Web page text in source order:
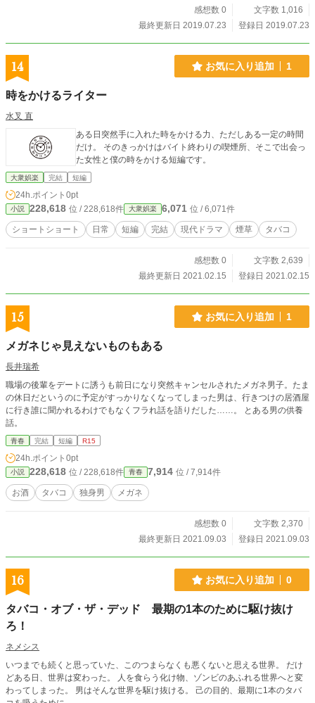
感想数 0
文字数 1,016
最終更新日 2019.07.23
登録日 2019.07.23
14 お気に入り追加 1
時をかけるライター
水叉 直
ある日突然手に入れた時をかける力、ただしある一定の時間
だけ。 そのきっかけはバイト終わりの喫煙所、そこで出会っ
た女性と僕の時をかける短編です。
大衆娯楽 完結 短編
24h.ポイント 0pt
小説 228,618 位 / 228,618件 大衆娯楽 6,071 位 / 6,071件
ショートショート 日常 短編 完結 現代ドラマ 煙草 タバコ
感想数 0
文字数 2,639
最終更新日 2021.02.15
登録日 2021.02.15
15 お気に入り追加 1
メガネじゃ見えないものもある
長井瑞希
職場の後輩をデートに誘うも前日になり突然キャンセルされたメガネ男子。たま
の休日だというのに予定がすっかりなくなってしまった男は、行きつけの居酒屋
に行き誰に聞かれるわけでもなくフラれ話を語りだした……。 とある男の供養
話。
青春 完結 短編 R15
24h.ポイント 0pt
小説 228,618 位 / 228,618件 青春 7,914 位 / 7,914件
お酒 タバコ 独身男 メガネ
感想数 0
文字数 2,370
最終更新日 2021.09.03
登録日 2021.09.03
16 お気に入り追加 0
タバコ・オブ・ザ・デッド 最期の1本のために駆け抜け
ろ！
ネメシス
いつまでも続くと思っていた、このつまらなくも悪くないと思える世界。 だけ
どある日、世界は変わった。 人を食らう化け物、ゾンビのあふれる世界へと変
わってしまった。 男はそんな世界を駆け抜ける。 己の目的、最期に1本のタバ